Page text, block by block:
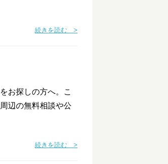
続きを読む >
お探しの方へ。こ
辺の無料相談や公
続きを読む >